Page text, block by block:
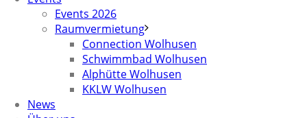
Events 2026
Raumvermietung
Connection Wolhusen
Schwimmbad Wolhusen
Alphütte Wolhusen
KKLW Wolhusen
News